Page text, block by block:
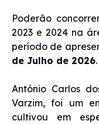
Poderão
2023 e 2024 na
período de
de Julho de 2026.
António Carlos
Varzim, foi um
cultivou em